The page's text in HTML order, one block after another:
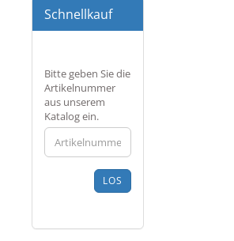
Schnellkauf
BITTE
GEBEN
SIE
DIE
ARTIKELNUMMER
AUS
UNSEREM
Bitte geben Sie die
Artikelnummer
aus unserem
Katalog ein.
LOS